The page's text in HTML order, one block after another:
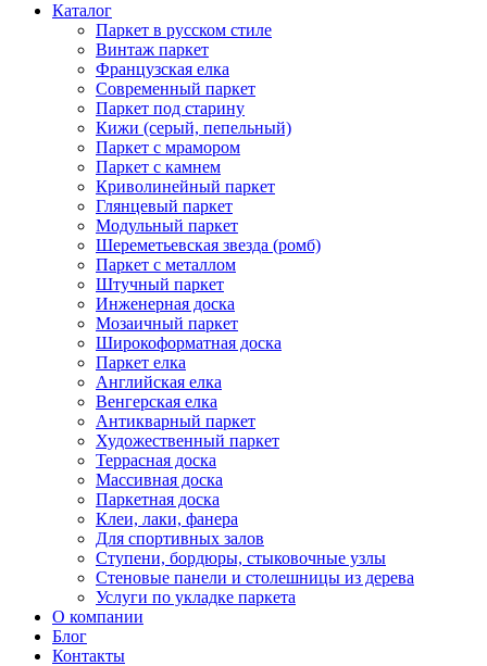
Каталог
Паркет в русском стиле
Винтаж паркет
Французская елка
Современный паркет
Паркет под старину
Кижи (серый, пепельный)
Паркет с мрамором
Паркет с камнем
Криволинейный паркет
Глянцевый паркет
Модульный паркет
Шереметьевская звезда (ромб)
Паркет с металлом
Штучный паркет
Инженерная доска
Мозаичный паркет
Широкоформатная доска
Паркет елка
Английская елка
Венгерская елка
Антикварный паркет
Художественный паркет
Террасная доска
Массивная доска
Паркетная доска
Клеи, лаки, фанера
Для спортивных залов
Ступени, бордюры, стыковочные узлы
Стеновые панели и столешницы из дерева
Услуги по укладке паркета
О компании
Блог
Контакты